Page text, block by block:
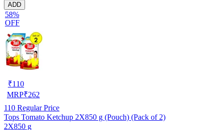
ADD
58%
OFF
₹110
MRP₹262
110 Regular Price
Tops Tomato Ketchup 2X850 g (Pouch) (Pack of 2)
2X850 g